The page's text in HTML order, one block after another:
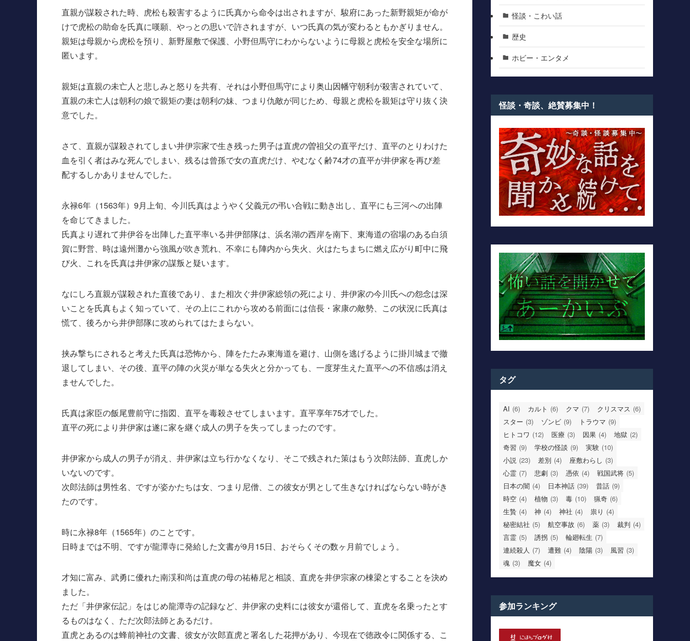
直親が謀殺された時、虎松も殺害するように氏真から命令は出されますが、駿府にあった新野親矩が命が
けで虎松の助命を氏真に嘆願、やっとの思いで許されますが、いつ氏真の気が変わるともかぎりません。
親矩は母親から虎松を預り、新野屋敷で保護、小野但馬守にわからないように母親と虎松を安全な場所に
匿います。
親矩は直親の未亡人と悲しみと怒りを共有、それは小野但馬守により奥山因幡守朝利が殺害されていて、
直親の未亡人は朝利の娘で親矩の妻は朝利の妹、つまり仇敵が同じため、母親と虎松を親矩は守り抜く決
意でした。
さて、直親が謀殺されてしまい井伊宗家で生き残った男子は直虎の曽祖父の直平だけ、直平のとりわけた
血を引く者はみな死んでしまい、残るは曾孫で女の直虎だけ、やむなく齢74才の直平が井伊家を再び差
配するしかありませんでした。
永禄6年（1563年）9月上旬、今川氏真はようやく父義元の弔い合戦に動き出し、直平にも三河への出陣
を命じてきました。
氏真より遅れて井伊谷を出陣した直平率いる井伊部隊は、浜名湖の西岸を南下、東海道の宿場のある白須
賀に野営、時は遠州灘から強風が吹き荒れ、不幸にも陣内から失火、火はたちまちに燃え広がり町中に飛
び火、これを氏真は井伊家の謀叛と疑います。
なにしろ直親が謀殺された直後であり、また相次ぐ井伊家総領の死により、井伊家の今川氏への怨念は深
いことを氏真もよく知っていて、その上にこれから攻める前面には信長・家康の敵勢、この状況に氏真は
慌て、後ろから井伊部隊に攻められてはたまらない。
挟み撃ちにされると考えた氏真は恐怖から、陣をたたみ東海道を避け、山側を逃げるように掛川城まで撤
退してしまい、その後、直平の陣の火災が単なる失火と分かっても、一度芽生えた直平への不信感は消え
ませんでした。
氏真は家臣の飯尾豊前守に指図、直平を毒殺させてしまいます。直平享年75才でした。
直平の死により井伊家は遂に家を継ぐ成人の男子を失ってしまったのです。
井伊家から成人の男子が消え、井伊家は立ち行かなくなり、そこで残された策はもう次郎法師、直虎しか
いないのです。
次郎法師は男性名、ですが姿かたちは女、つまり尼僧、この彼女が男として生きなければならない時がき
たのです。
時に永禄8年（1565年）のことです。
日時までは不明、ですが龍潭寺に発給した文書が9月15日、おそらくその数ヶ月前でしょう。
才知に富み、武勇に優れた南渓和尚は直虎の母の祐椿尼と相談、直虎を井伊宗家の棟梁とすることを決め
ました。
ただ「井伊家伝記」をはじめ龍潭寺の記録など、井伊家の史料には彼女が還俗して、直虎を名乗ったとす
るものはなく、ただ次郎法師とあるだけ。
直虎とあるのは蜂前神社の文書、彼女が次郎直虎と署名した花押があり、今現在で徳政令に関係する、こ
怪談・こわい話
歴史
ホビー・エンタメ
怪談・奇談、絶賛募集中！
タグ
AI (6) カルト (6) クマ (7) クリスマス (6)
スター (3) ゾンビ (9) トラウマ (9)
ヒトコワ (12) 医療 (3) 因果 (4) 地獄 (2)
奇習 (9) 学校の怪談 (9) 実験 (10)
小説 (23) 差別 (4) 座敷わらし (3)
心霊 (7) 悲劇 (3) 憑依 (4) 戦国武将 (5)
日本の闇 (4) 日本神話 (39) 昔話 (9)
時空 (4) 植物 (3) 毒 (10) 猟奇 (6)
生贄 (4) 神 (4) 神社 (4) 祟り (4)
秘密結社 (5) 航空事故 (6) 薬 (3) 裁判 (4)
言霊 (5) 誘拐 (5) 輪廻転生 (7)
連続殺人 (7) 遭難 (4) 陰陽 (3) 風習 (3)
魂 (3) 魔女 (4)
参加ランキング